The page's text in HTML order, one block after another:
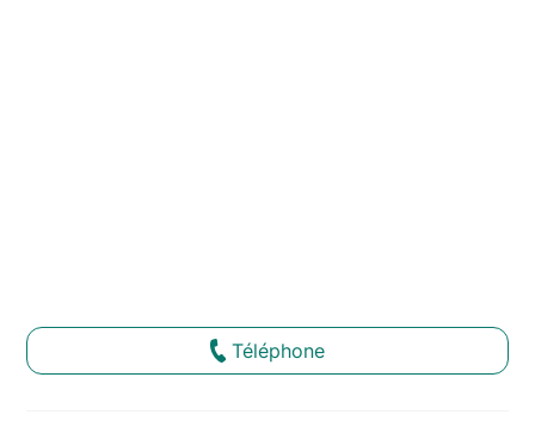
Téléphone